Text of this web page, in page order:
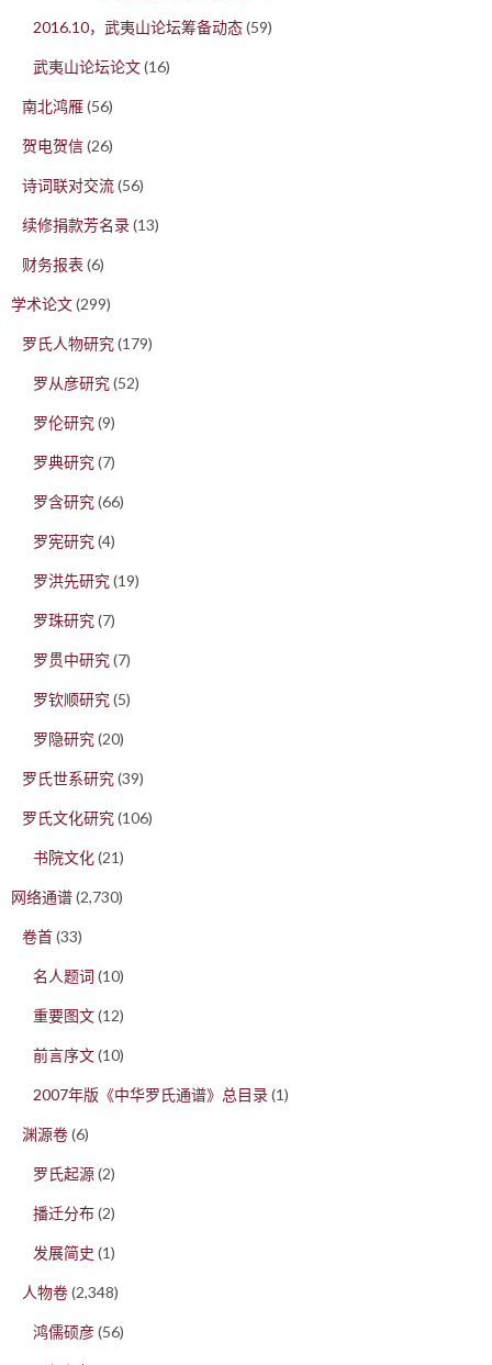
2016.10，武夷山论坛筹备动态(59)
武夷山论坛论文(16)
南北鸿雁(56)
贺电贺信(26)
诗词联对交流(56)
续修捐款芳名录(13)
财务报表 (6)
学术论文(299)
罗氏人物研究(179)
罗从彦研究(52)
罗伦研究(9)
罗典研究(7)
罗含研究(66)
罗宪研究(4)
罗洪先研究(19)
罗珠研究(7)
罗贯中研究(7)
罗钦顺研究(5)
罗隐研究(20)
罗氏世系研究(39)
罗氏文化研究(106)
书院文化(21)
网络通谱(2,730)
卷首(33)
名人题词 (10)
重要图文(12)
前言序文(10)
2007年版《中华罗氏通谱》总目录(1)
渊源卷(6)
罗氏起源(2)
播迁分布(2)
发展简史 (1)
人物卷(2,348)
鸿儒硕彦(56)